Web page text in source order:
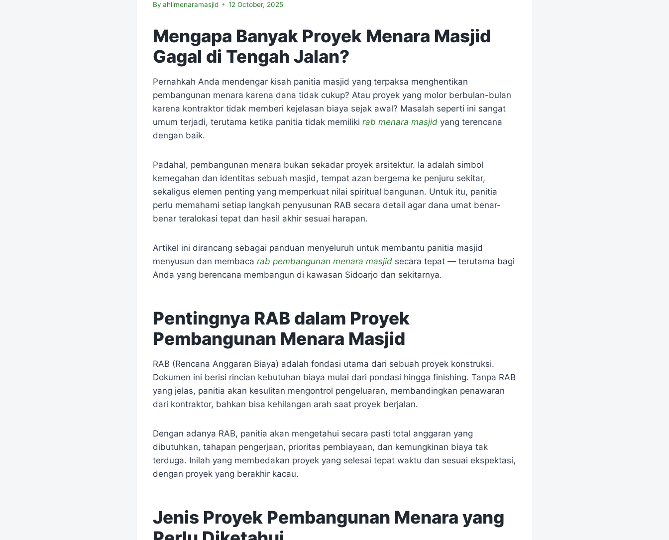
By ahlimenaramasjid 12 October, 2025
Mengapa Banyak Proyek Menara Masjid
Gagal di Tengah Jalan?
Pernahkah Anda mendengar kisah panitia masjid yang terpaksa menghentikan
pembangunan menara karena dana tidak cukup? Atau proyek yang molor berbulan-bulan
karena kontraktor tidak memberi kejelasan biaya sejak awal? Masalah seperti ini sangat
umum terjadi, terutama ketika panitia tidak memiliki rab menara masjid yang terencana
dengan baik.
Padahal, pembangunan menara bukan sekadar proyek arsitektur. Ia adalah simbol
kemegahan dan identitas sebuah masjid, tempat azan bergema ke penjuru sekitar,
sekaligus elemen penting yang memperkuat nilai spiritual bangunan. Untuk itu, panitia
perlu memahami setiap langkah penyusunan RAB secara detail agar dana umat benar-
benar teralokasi tepat dan hasil akhir sesuai harapan.
Artikel ini dirancang sebagai panduan menyeluruh untuk membantu panitia masjid
menyusun dan membaca rab pembangunan menara masjid secara tepat — terutama bagi
Anda yang berencana membangun di kawasan Sidoarjo dan sekitarnya.
Pentingnya RAB dalam Proyek
Pembangunan Menara Masjid
RAB (Rencana Anggaran Biaya) adalah fondasi utama dari sebuah proyek konstruksi.
Dokumen ini berisi rincian kebutuhan biaya mulai dari pondasi hingga finishing. Tanpa RAB
yang jelas, panitia akan kesulitan mengontrol pengeluaran, membandingkan penawaran
dari kontraktor, bahkan bisa kehilangan arah saat proyek berjalan.
Dengan adanya RAB, panitia akan mengetahui secara pasti total anggaran yang
dibutuhkan, tahapan pengerjaan, prioritas pembiayaan, dan kemungkinan biaya tak
terduga. Inilah yang membedakan proyek yang selesai tepat waktu dan sesuai ekspektasi,
dengan proyek yang berakhir kacau.
Jenis Proyek Pembangunan Menara yang